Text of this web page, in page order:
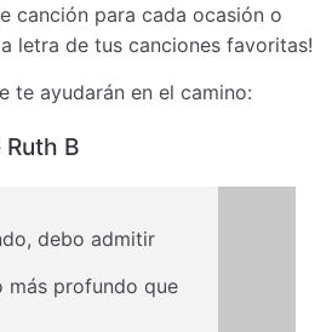
canción para cada ocasión o
letra de tus canciones favoritas!
te ayudarán en el camino:
B
debo admitir
más profundo que